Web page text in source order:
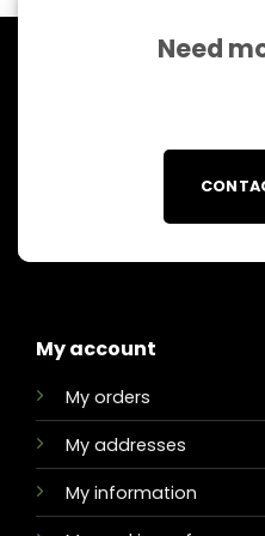
Need
My account
My orders
My addresses
My information